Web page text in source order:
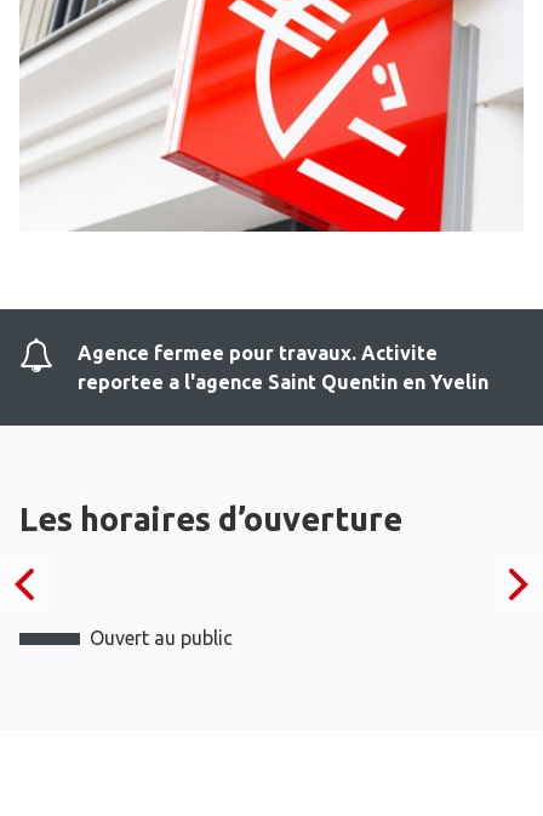
Agence fermee pour travaux. Activite
reportee a l'agence Saint Quentin en Yvelin
Les horaires d’ouverture
Ouvert au public